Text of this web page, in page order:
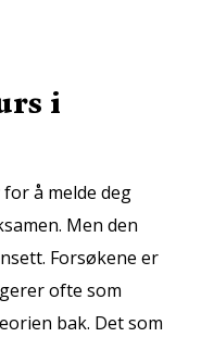
i
å melde deg
Men den
Forsøkene er
ofte som
bak. Det som